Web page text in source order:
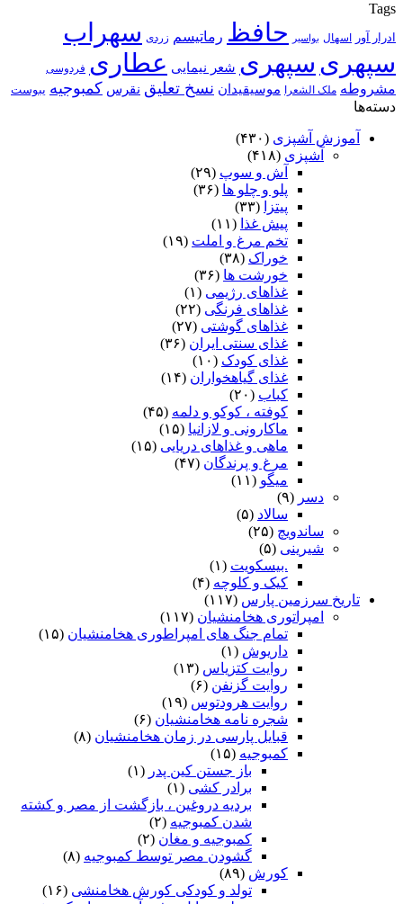
Tags
ادرار آور اسهال بواسیر حافظ رماتیسم زردی سهراب
سپهری سپهری شعر نیمایی عطاری فردوسی
مشروطه ملک الشعرا موسیقیدان نسخ تعلیق نقرس کمبوجیه یبوست
دسته‌ها
آموزش آشپزی (۴۳۰)
آشپزی (۴۱۸)
آش و سوپ (۲۹)
پلو و چلو ها (۳۶)
پیتزا
(۳۳)
پیش غذا (۱۱)
تخم مرغ و املت (۱۹)
خوراک (۳۸)
خورشت ها (۳۶)
غذاهای رژیمی (۱)
غذاهای فرنگی (۲۲)
غذاهای گوشتی (۲۷)
غذای سنتی ایران (۳۶)
غذای کودک (۱۰)
غذای گیاهخواران (۱۴)
کباب (۲۰)
کوفته ، کوکو و دلمه (۴۵)
ماکارونی و لازانیا (۱۵)
ماهی و غذاهای دریایی (۱۵)
مرغ و پرندگان (۴۷)
میگو (۱۱)
دسر (۹)
سالاد (۵)
ساندویچ (۲۵)
شیرینی (۵)
.بیسکویت (۱)
کیک و کلوچه (۴)
تاریخ سرزمین پارس (۱۱۷)
امپراتوری هخامنشیان (۱۱۷)
تمام جنگ های امپراطوری هخامنشیان (۱۵)
داریوش (۱)
روایت کتزیاس (۱۳)
روایت گزنفن (۶)
روایت هرودتوس (۱۹)
شجره نامه هخامنشیان (۶)
قبایل پارسی در زمان هخامنشیان (۸)
کمبوجیه (۱۵)
باز جستن کین پدر (۱)
برادر کشی (۱)
بردیه دروغین ، بازگشت از مصر و کشته
شدن کمبوجیه (۲)
کمبوجیه و مغان (۲)
گشودن مصر توسط کمبوجیه (۸)
کورش (۸۹)
تولد و کودکی کورش هخامنشی (۱۶)